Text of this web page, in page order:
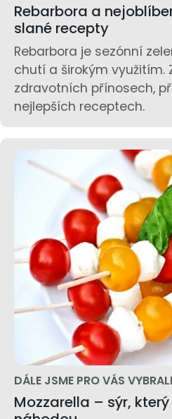
Rebarbora a
slané recepty
Rebarbora je sezónní
chutí a širokým využitím.
zdravotních přínosech,
nejlepších receptech.
DÁLE JSME PRO VÁS VYBRALI
Mozzarella – sýr,